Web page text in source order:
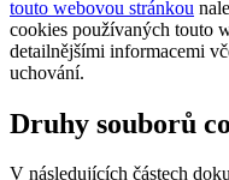
touto webovou stránkou
cookies používaných touto
detailnějšími informacemi
uchování.
Druhy souborů
V následujících částech